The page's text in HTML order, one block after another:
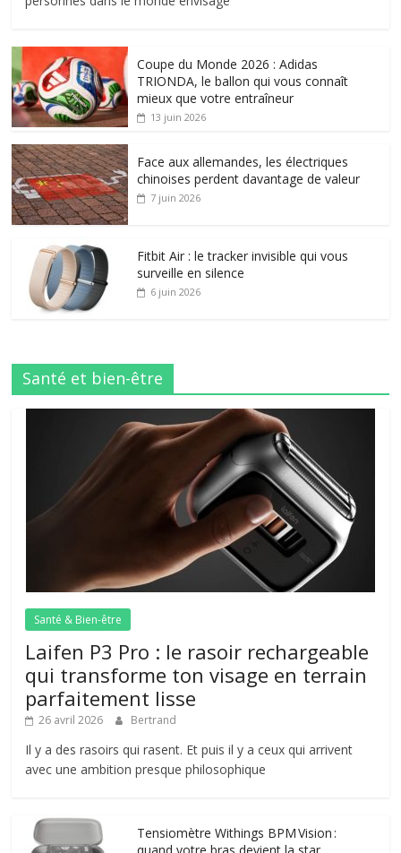
Coupe du Monde 2026 : Adidas
TRIONDA, le ballon qui vous connaît
mieux que votre entraîneur
13 juin 2026
Face aux allemandes, les électriques
chinoises perdent davantage de valeur
7 juin 2026
Fitbit Air : le tracker invisible qui vous
surveille en silence
6 juin 2026
Santé et bien-être
Santé & Bien-être
Laifen P3 Pro : le rasoir rechargeable
qui transforme ton visage en terrain
parfaitement lisse
26 avril 2026 Bertrand
Il y a des rasoirs qui rasent. Et puis il y a ceux qui arrivent
avec une ambition presque philosophique
Tensiomètre Withings BPM Vision :
quand votre bras devient la star